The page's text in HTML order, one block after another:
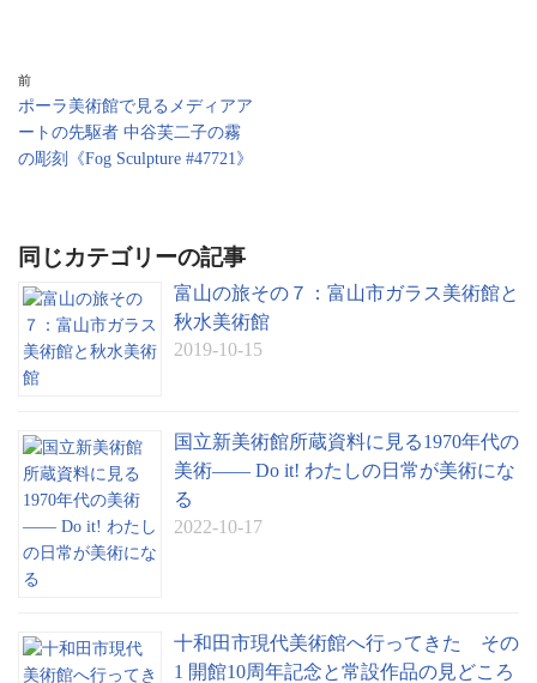
前
ポーラ美術館で見るメディアア
ートの先駆者 中谷芙二子の霧
の彫刻《Fog Sculpture #47721》
同じカテゴリーの記事
富山の旅その７：富山市ガラス美術館と
秋水美術館
2019-10-15
国立新美術館所蔵資料に見る1970年代の
美術—— Do it! わたしの日常が美術にな
る
2022-10-17
十和田市現代美術館へ行ってきた その
1 開館10周年記念と常設作品の見どころ